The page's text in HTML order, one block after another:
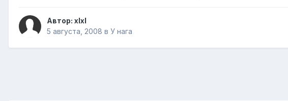
Автор: xlxl
5 августа, 2008 в У нага